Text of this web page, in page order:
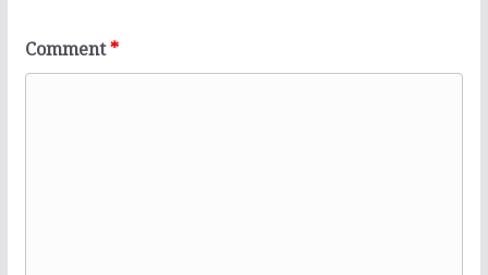
Comment*